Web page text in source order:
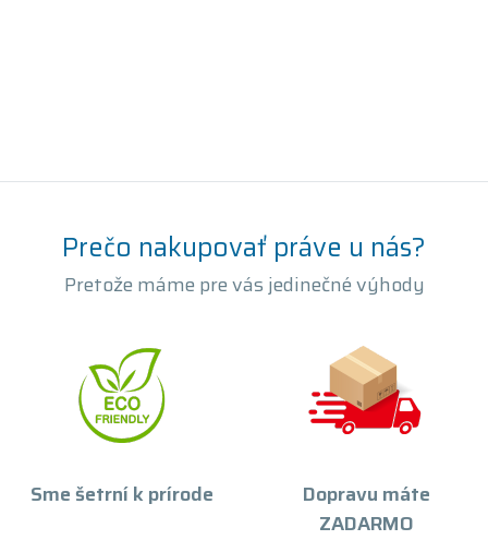
Prečo nakupovať práve u nás?
Pretože máme pre vás jedinečné výhody
Sme šetrní k prírode
Dopravu máte
ZADARMO